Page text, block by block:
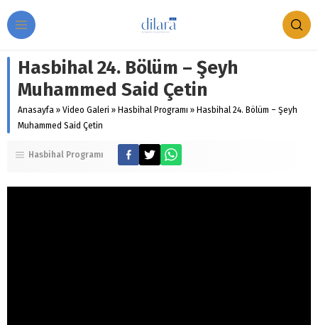
Hasbihal 24. Bölüm – Şeyh
Muhammed Said Çetin
Anasayfa » Video Galeri » Hasbihal Programı » Hasbihal 24. Bölüm – Şeyh
Muhammed Said Çetin
Hasbihal Programı